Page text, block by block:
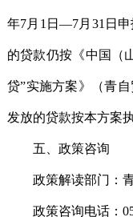
年7月1日—7月31日
的贷款仍按《中国（
贷”实施方案》（青
发放的贷款按本方案执
五、政策咨询
政策解读部门：
政策咨询电话：